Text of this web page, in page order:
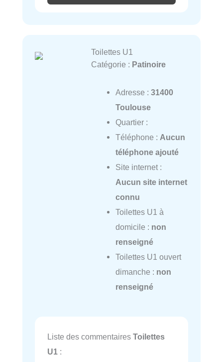
Toilettes U1
Catégorie : Patinoire
Adresse : 31400
Toulouse
Quartier :
Téléphone : Aucun
téléphone ajouté
Site internet :
Aucun site internet
connu
Toilettes U1 à
domicile : non
renseigné
Toilettes U1 ouvert
dimanche : non
renseigné
Liste des commentaires Toilettes
U1 :